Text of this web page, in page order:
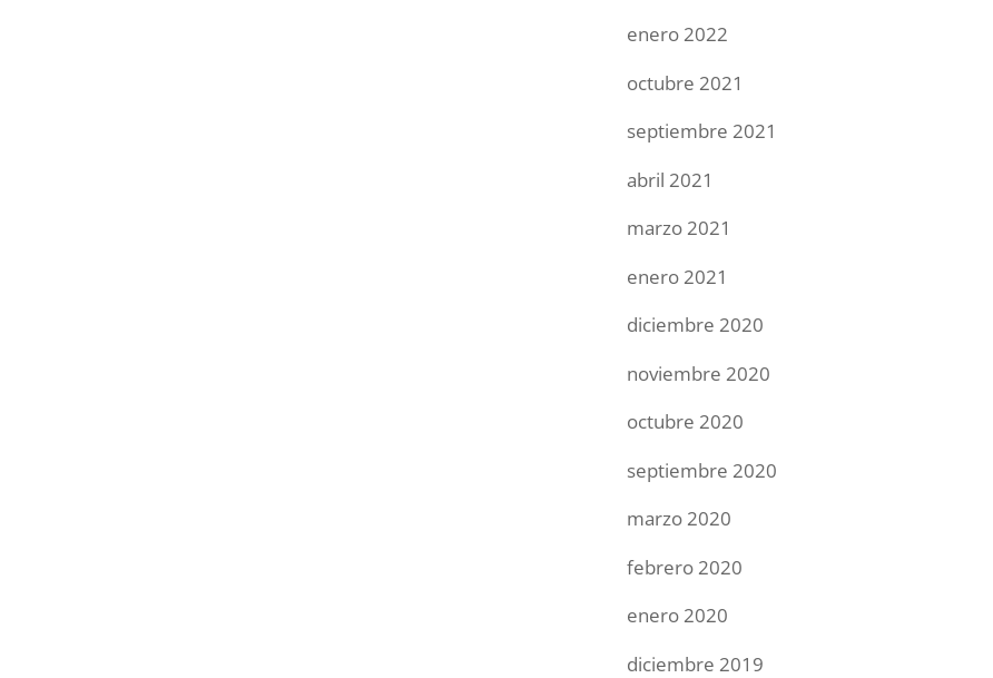
enero 2022
octubre 2021
septiembre 2021
abril 2021
marzo 2021
enero 2021
diciembre 2020
noviembre 2020
octubre 2020
septiembre 2020
marzo 2020
febrero 2020
enero 2020
diciembre 2019